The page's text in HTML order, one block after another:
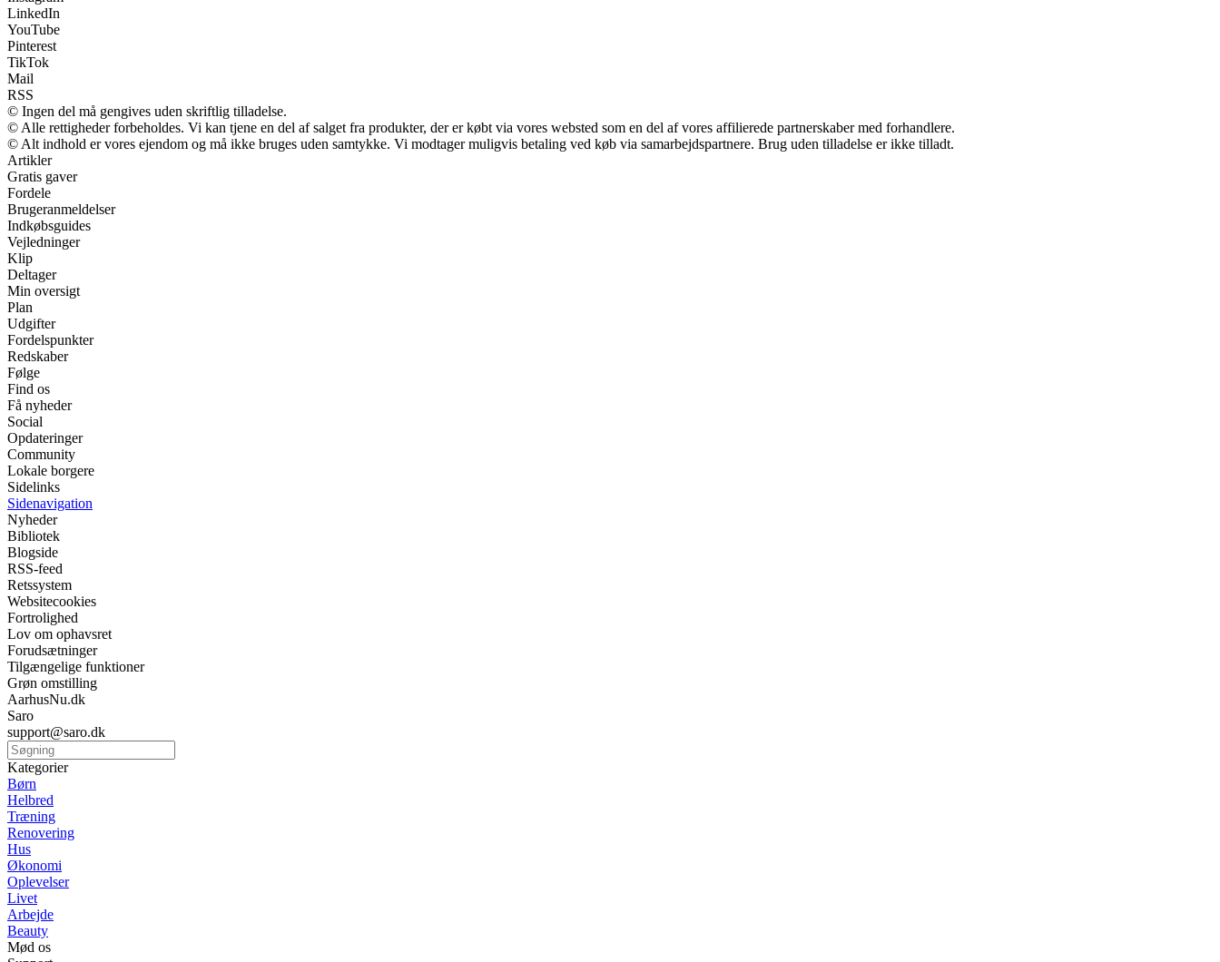
LinkedIn
YouTube
Pinterest
TikTok
Mail
RSS
© Ingen del må gengives uden skriftlig tilladelse.
© Alle rettigheder forbeholdes. Vi kan tjene en del af salget fra produkter, der er købt via vores websted som en del af vores affilierede partnerskaber med forhandlere.
© Alt indhold er vores ejendom og må ikke bruges uden samtykke. Vi modtager muligvis betaling ved køb via samarbejdspartnere. Brug uden tilladelse er ikke tilladt.
Artikler
Gratis gaver
Fordele
Brugeranmeldelser
Indkøbsguides
Vejledninger
Klip
Deltager
Min oversigt
Plan
Udgifter
Fordelspunkter
Redskaber
Følge
Find os
Få nyheder
Social
Opdateringer
Community
Lokale borgere
Sidelinks
Sidenavigation
Nyheder
Bibliotek
Blogside
RSS-feed
Retssystem
Websitecookies
Fortrolighed
Lov om ophavsret
Forudsætninger
Tilgængelige funktioner
Grøn omstilling
AarhusNu.dk
Saro
support@saro.dk
Kategorier
Børn
Helbred
Træning
Renovering
Hus
Økonomi
Oplevelser
Livet
Arbejde
Beauty
Mød os